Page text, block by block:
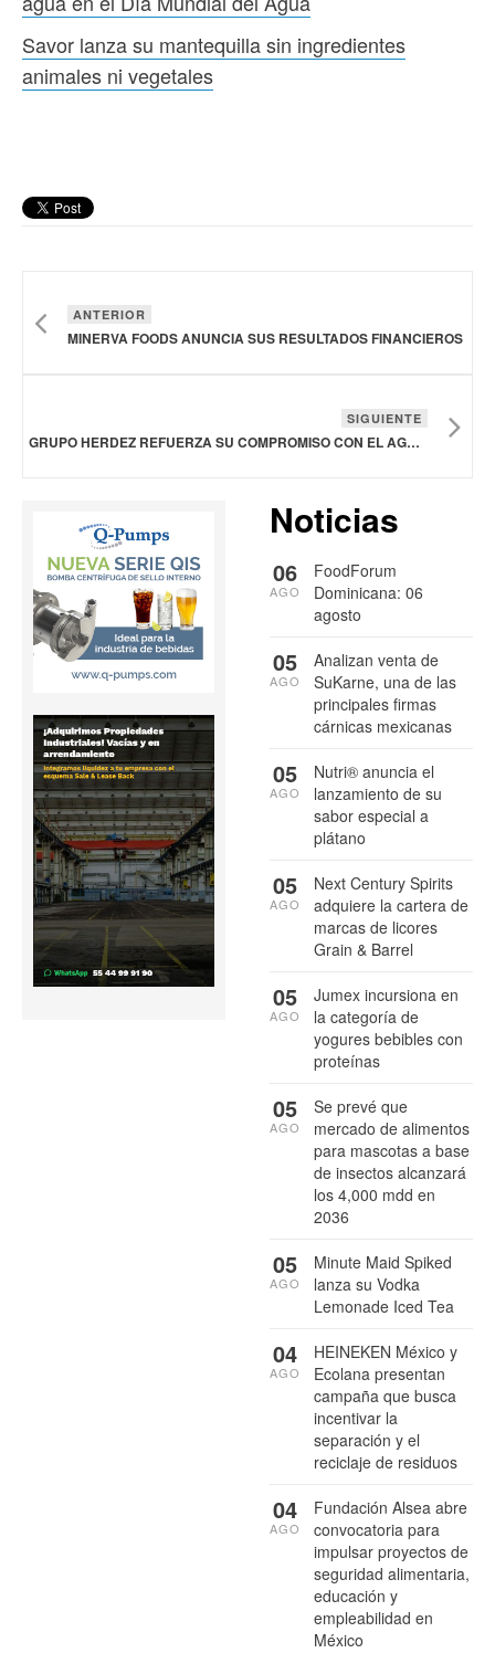
Savor lanza su mantequilla sin ingredientes
animales ni vegetales
ANTERIOR
MINERVA FOODS ANUNCIA SUS RESULTADOS FINANCIEROS
SIGUIENTE
GRUPO HERDEZ REFUERZA SU COMPROMISO CON EL AGUA EN EL DÍA MUNDIAL DEL AGUA
Noticias
FoodForum
Dominicana: 06
agosto
06
AGO
Analizan venta de
SuKarne, una de las
principales firmas
cárnicas mexicanas
05
AGO
Nutri® anuncia el
lanzamiento de su
sabor especial a
plátano
05
AGO
Next Century Spirits
adquiere la cartera de
marcas de licores
Grain & Barrel
05
AGO
Jumex incursiona en
la categoría de
yogures bebibles con
proteínas
05
AGO
Se prevé que
mercado de alimentos
para mascotas a base
de insectos alcanzará
los 4,000 mdd en
2036
05
AGO
Minute Maid Spiked
lanza su Vodka
Lemonade Iced Tea
05
AGO
HEINEKEN México y
Ecolana presentan
campaña que busca
incentivar la
separación y el
reciclaje de residuos
04
AGO
Fundación Alsea abre
convocatoria para
impulsar proyectos de
seguridad alimentaria,
educación y
empleabilidad en
México
04
AGO